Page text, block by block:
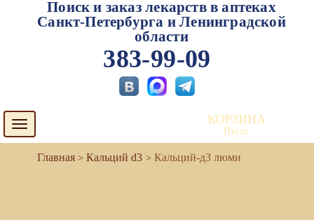
Поиск и заказ лекарств в аптеках
Санкт-Петербурга и Ленинградской
области
383-99-09
Toggle
navigation
КОРЗИНА
Пуста
Кальций d3 Кальций-д3 люми